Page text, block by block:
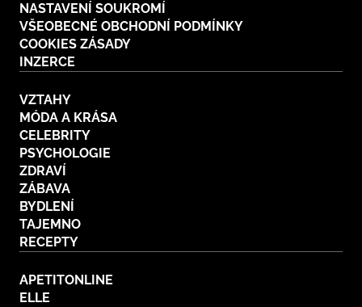
NASTAVENÍ SOUKROMÍ
VŠEOBECNÉ OBCHODNÍ PODMÍNKY
COOKIES ZÁSADY
INZERCE
VZTAHY
MÓDA A KRÁSA
CELEBRITY
PSYCHOLOGIE
ZDRAVÍ
ZÁBAVA
BYDLENÍ
TAJEMNO
RECEPTY
APETITONLINE
ELLE